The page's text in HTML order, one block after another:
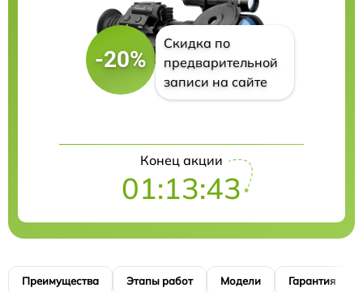
-20%
Скидка по
предварительной
записи на сайте
Конец акции
01:13:42
Преимущества Этапы работ Модели Гарантия